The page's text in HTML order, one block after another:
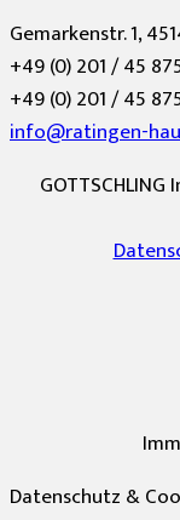
Gemarkenstr. 1,
+49 (0) 201 / 45
+49 (0) 201 / 45
info@ratingen-
Datenschutz &